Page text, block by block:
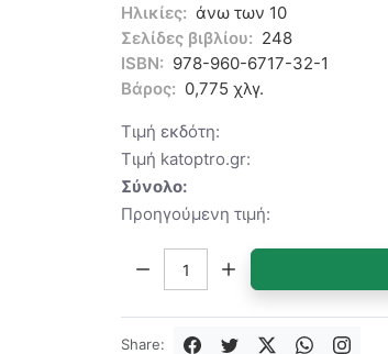
Ηλικίες: άνω των 10
Σελίδες βιβλίου: 248
ISBN: 978-960-6717-32-1
Βάρος: 0,775 χλγ.
Τιμή εκδότη:
Τιμή katoptro.gr:
Σύνολο:
Προηγούμενη τιμή:
Ποσότητα:
Share: